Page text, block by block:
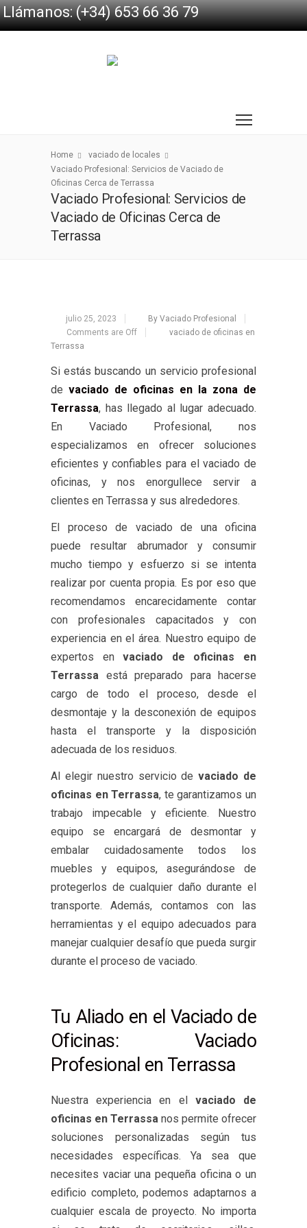
Llámanos: (+34) 653 66 36 79
Home
vaciado de locales
Vaciado Profesional: Servicios de Vaciado de
Oficinas Cerca de Terrassa
Vaciado Profesional: Servicios de
Vaciado de Oficinas Cerca de
Terrassa
julio 25, 2023
By Vaciado Profesional
Comments are Off
vaciado de oficinas en
Terrassa
Si estás buscando un servicio profesional
de vaciado de oficinas en la zona de
Terrassa, has llegado al lugar adecuado.
En Vaciado Profesional, nos
especializamos en ofrecer soluciones
eficientes y confiables para el vaciado de
oficinas, y nos enorgullece servir a
clientes en Terrassa y sus alrededores.
El proceso de vaciado de una oficina
puede resultar abrumador y consumir
mucho tiempo y esfuerzo si se intenta
realizar por cuenta propia. Es por eso que
recomendamos encarecidamente contar
con profesionales capacitados y con
experiencia en el área. Nuestro equipo de
expertos envaciado de oficinas en
Terrassa está preparado para hacerse
cargo de todo el proceso, desde el
desmontaje y la desconexión de equipos
hasta el transporte y la disposición
adecuada de los residuos.
Al elegir nuestro servicio devaciado de
oficinas en Terrassa, te garantizamos un
trabajo impecable y eficiente. Nuestro
equipo se encargará de desmontar y
embalar cuidadosamente todos los
muebles y equipos, asegurándose de
protegerlos de cualquier daño durante el
transporte. Además, contamos con las
herramientas y el equipo adecuados para
manejar cualquier desafío que pueda surgir
durante el proceso de vaciado.
Tu Aliado en el Vaciado de
Oficinas: Vaciado
Profesional en Terrassa
Nuestra experiencia en el vaciado de
oficinas en Terrassa nos permite ofrecer
soluciones personalizadas según tus
necesidades específicas. Ya sea que
necesites vaciar una pequeña oficina o un
edificio completo, podemos adaptarnos a
cualquier escala de proyecto. No importa